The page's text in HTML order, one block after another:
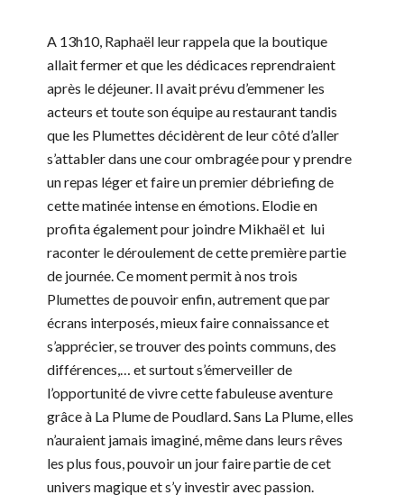
A 13h10, Raphaël leur rappela que la boutique
allait fermer et que les dédicaces reprendraient
après le déjeuner. Il avait prévu d’emmener les
acteurs et toute son équipe au restaurant tandis
que les Plumettes décidèrent de leur côté d’aller
s’attabler dans une cour ombragée pour y prendre
un repas léger et faire un premier débriefing de
cette matinée intense en émotions. Elodie en
profita également pour joindre Mikhaël et lui
raconter le déroulement de cette première partie
de journée. Ce moment permit à nos trois
Plumettes de pouvoir enfin, autrement que par
écrans interposés, mieux faire connaissance et
s’apprécier, se trouver des points communs, des
différences,… et surtout s’émerveiller de
l’opportunité de vivre cette fabuleuse aventure
grâce à La Plume de Poudlard. Sans La Plume, elles
n’auraient jamais imaginé, même dans leurs rêves
les plus fous, pouvoir un jour faire partie de cet
univers magique et s’y investir avec passion.